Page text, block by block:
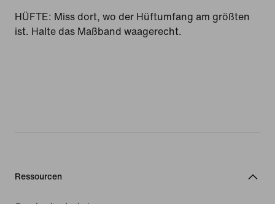
HÜFTE: Miss dort, wo der Hüftumfang am größten
ist. Halte das Maßband waagerecht.
Ressourcen